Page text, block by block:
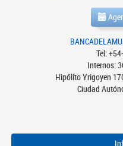
Tel:
Internos:
Hipólito Yrigoyen
Ciudad